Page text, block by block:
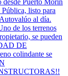
listo para
al día.
de los terrenos
se pueden
DE
colindante se